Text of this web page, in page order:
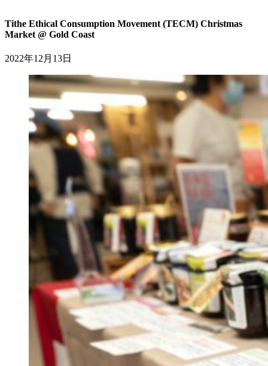
Tithe Ethical Consumption Movement (TECM) Christmas
Market @ Gold Coast
2022年12月13日